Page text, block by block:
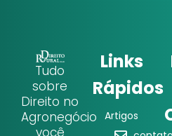
Tudo
sobre
Direito no
Agronegócio
você
Links
Rápidos
Artigos